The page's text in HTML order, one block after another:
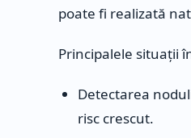
poate fi realizată
Principalele situații
Detectarea
risc crescut.